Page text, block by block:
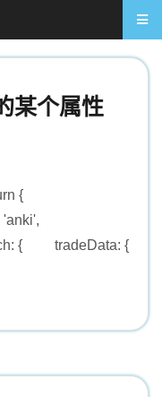
某个属性
return {
'anki',
{ tradeData: {